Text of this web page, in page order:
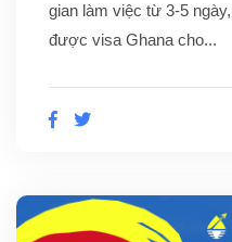
gian làm việc từ 3-5
được visa Ghana cho...